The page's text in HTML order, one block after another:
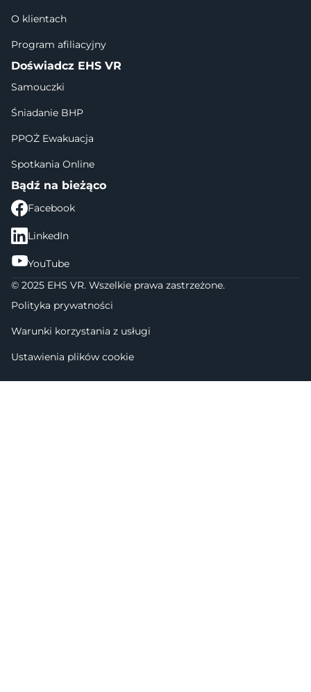
O klientach
Program afiliacyjny
Doświadcz EHS VR
Samouczki
Śniadanie BHP
PPOŻ Ewakuacja
Spotkania Online
Bądź na bieżąco
Facebook
LinkedIn
YouTube
© 2025 EHS VR. Wszelkie prawa zastrzeżone.
Polityka prywatności
Warunki korzystania z usługi
Ustawienia plików cookie